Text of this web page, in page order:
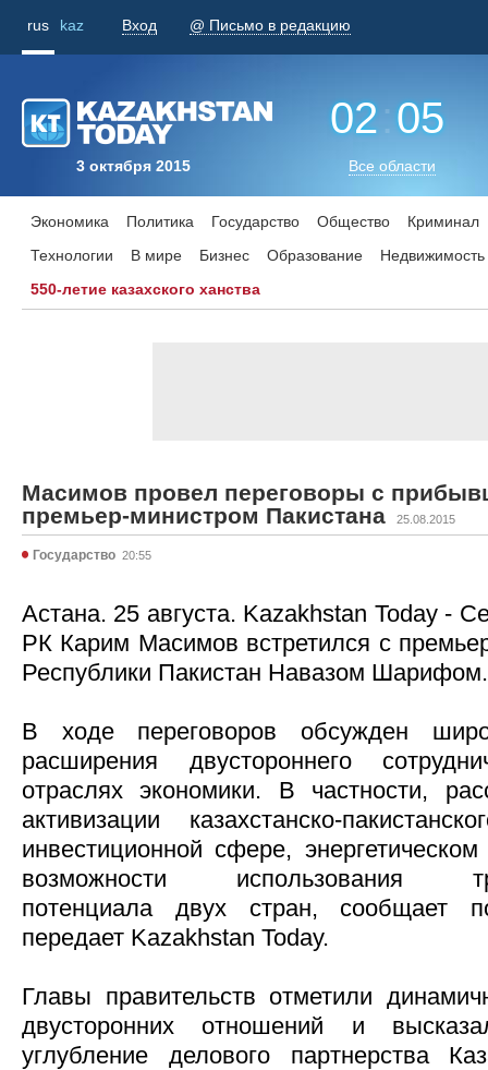
rus kaz Вход @ Письмо в редакцию
3 октября 2015
02:05
Все области
Экономика Политика Государство Общество
Криминал
Технологии
В мире Бизнес Образование
Недвижимость
550-летие казахского ханства
Масимов провел переговоры с
премьер-министром Пакистана
25.08.2015
Государство 20:55
Астана. 25 августа. Kazakhstan Today -
РК Карим Масимов встретился с
Республики Пакистан Навазом Шарифом.
В ходе переговоров обсужден
расширения двустороннего
отраслях экономики. В частности,
активизации казахстанско-
инвестиционной сфере,
возможности использования
потенциала двух стран, сообщает
передает Kazakhstan Today.
Главы правительств отметили
двусторонних отношений и
углубление делового партнерства